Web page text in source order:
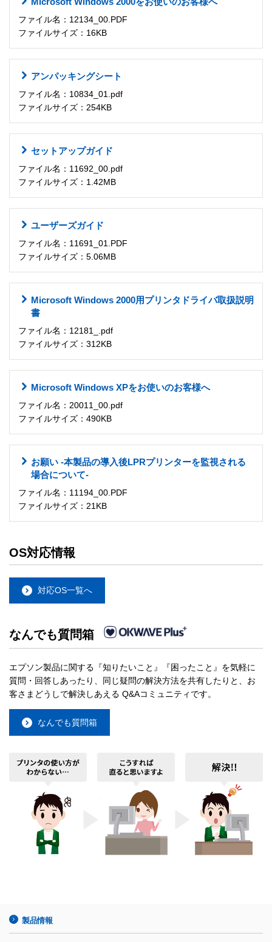
ファイル名：12134_00.PDF
ファイルサイズ：16KB
アンパッキングシート
ファイル名：10834_01.pdf
ファイルサイズ：254KB
セットアップガイド
ファイル名：11692_00.pdf
ファイルサイズ：1.42MB
ユーザーズガイド
ファイル名：11691_01.PDF
ファイルサイズ：5.06MB
Microsoft Windows 2000用プリンタドライバ取扱説明
書
ファイル名：12181_.pdf
ファイルサイズ：312KB
Microsoft Windows XPをお使いのお客様へ
ファイル名：20011_00.pdf
ファイルサイズ：490KB
お願い -本製品の導入後LPRプリンターを監視される
場合について-
ファイル名：11194_00.PDF
ファイルサイズ：21KB
OS対応情報
対応OS一覧へ
なんでも質問箱
エプソン製品に関する『知りたいこと』『困ったこと』を気軽に
質問・回答しあったり、同じ疑問の解決方法を共有したりと、お
客さまどうしで解決しあえる Q&Aコミュニティです。
なんでも質問箱
製品情報